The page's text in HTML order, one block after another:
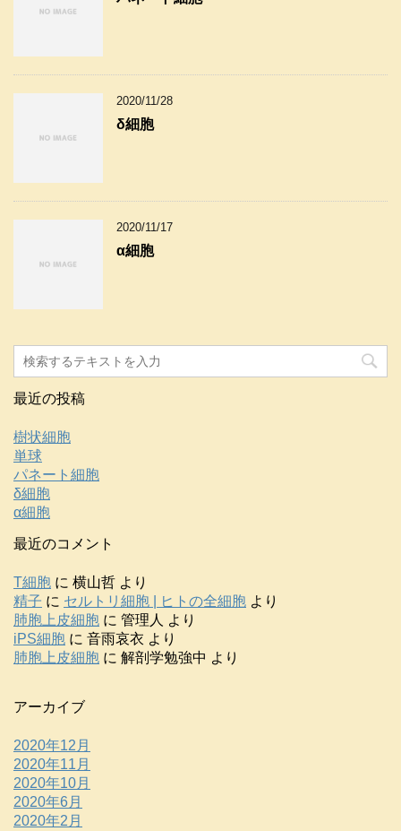
2020/11/28
δ細胞
2020/11/17
α細胞
最近の投稿
樹状細胞
単球
パネート細胞
δ細胞
α細胞
最近のコメント
T細胞 に 横山哲 より
精子 に セルトリ細胞 | ヒトの全細胞 より
肺胞上皮細胞 に 管理人 より
iPS細胞 に 音雨哀衣 より
肺胞上皮細胞 に 解剖学勉強中 より
アーカイブ
2020年12月
2020年11月
2020年10月
2020年6月
2020年2月